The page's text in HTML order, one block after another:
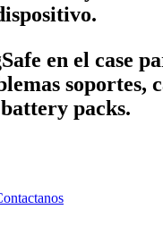
en el case
soportes,
packs.